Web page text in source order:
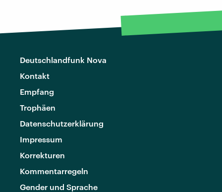
Deutschlandfunk Nova
Kontakt
Empfang
Trophäen
Datenschutzerklärung
Impressum
Korrekturen
Kommentarregeln
Gender und Sprache